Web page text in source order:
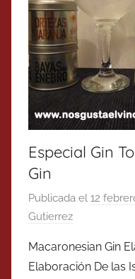
Especial Gin
Gin
Publicada el 12
Gutierrez
Macaronesian Gin
Elaboración De las